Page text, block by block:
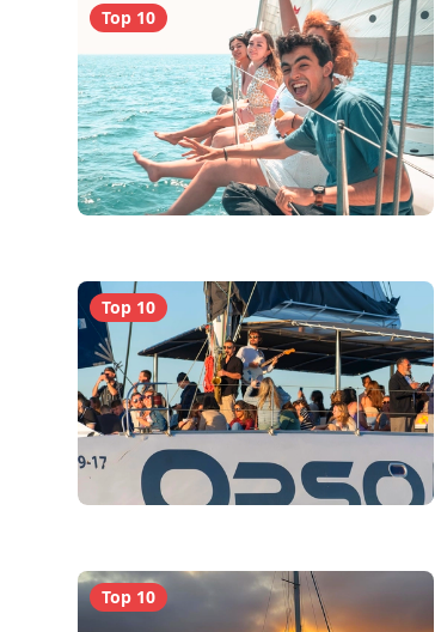
Top 10
Top 10
Top 10